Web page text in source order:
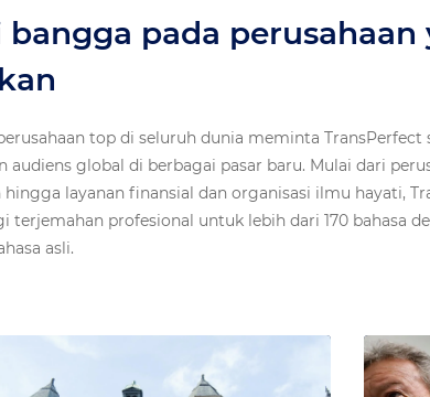
bangga pada perusahaan
top di seluruh dunia meminta TransPerfect
audiens global di berbagai pasar baru. Mulai dari
hingga layanan finansial dan organisasi ilmu hayati,
terjemahan profesional untuk lebih dari 170 bahasa
asli.